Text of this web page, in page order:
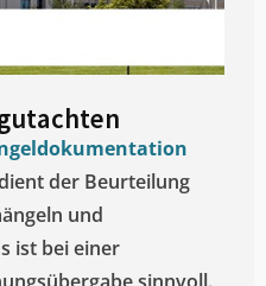
der Beurteilung
und
ist bei einer